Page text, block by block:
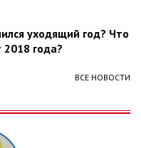
уходящий год? Что
года?
ВСЕ НОВОСТИ